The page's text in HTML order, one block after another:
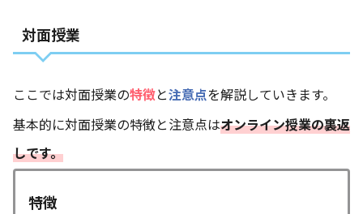
対面授業
ここでは対面授業の特徴と注意点を解説していきます。
基本的に対面授業の特徴と注意点はオンライン授業の裏返
しです。
特徴